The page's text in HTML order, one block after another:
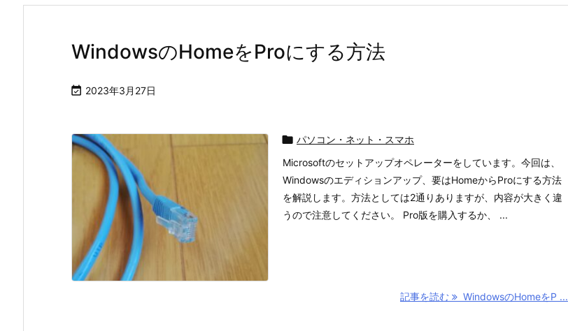
WindowsのHomeをProにする方法
 2023年3月27日
 パソコン・ネット・スマホ
Microsoftのセットアップオペレーターをしています。今回は、
Windowsのエディションアップ、要はHomeからProにする方法
を解説します。方法としては2通りありますが、内容が大きく違
うので注意してください。 Pro版を購入するか、 ...
記事を読む WindowsのHomeをP ...